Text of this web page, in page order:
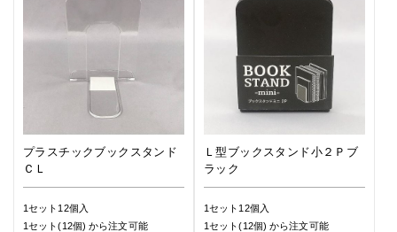
プラスチックブックスタンド
ＣＬ
1セット12個入
1セット(12個)から注文可能
Ｌ型ブックスタンド小２Ｐブ
ラック
1セット12個入
1セット(12個)から注文可能